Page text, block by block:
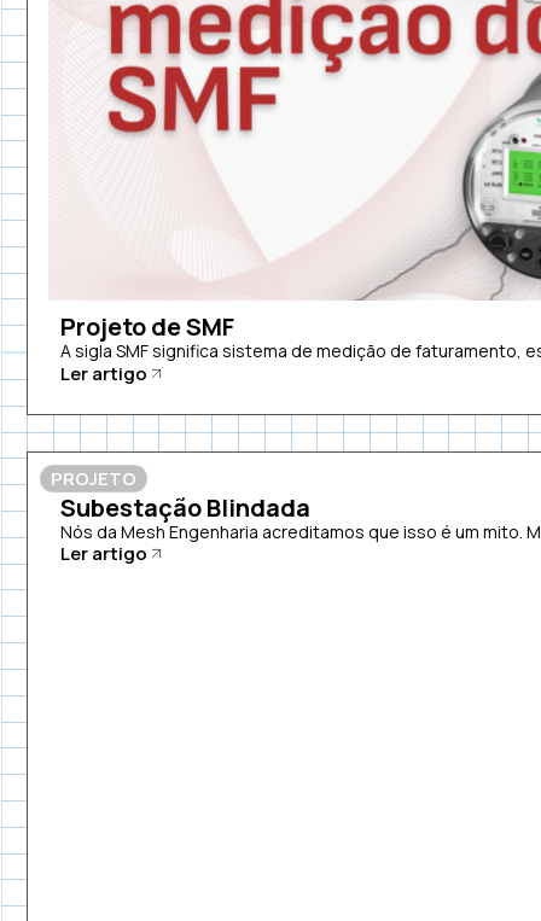
Projeto de SMF
A sigla SMF significa sistema de medição de faturamento,
Ler artigo
PROJETO
Subestação Blindada
Nós da Mesh Engenharia acreditamos que isso é um mito.
Ler artigo